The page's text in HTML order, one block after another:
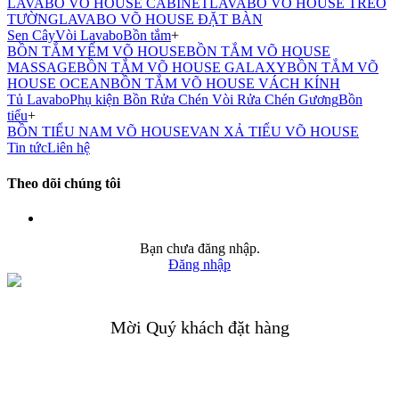
LAVABO VÕ HOUSE CABINETLAVABO VÕ HOUSE TREO
TƯỜNGLAVABO VÕ HOUSE ĐẶT BÀN
Sen CâyVòi LavaboBồn tắm+
BỒN TẮM YẾM VÕ HOUSEBỒN TẮM VÕ HOUSE
MASSAGEBỒN TẮM VÕ HOUSE GALAXYBỒN TẮM VÕ
HOUSE OCEANBỒN TẮM VÕ HOUSE VÁCH KÍNH
Tủ LavaboPhụ kiện Bồn Rửa Chén Vòi Rửa Chén GươngBồn
tiểu+
BỒN TIỂU NAM VÕ HOUSEVAN XẢ TIỂU VÕ HOUSE
Tin tứcLiên hệ
Theo dõi chúng tôi
Bạn chưa đăng nhập.
Đăng nhập
Mời Quý khách đặt hàng